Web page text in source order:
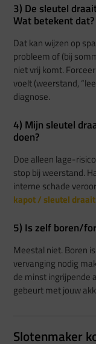
3) De sleutel
Wat betekent dat?
Dat kan wijzen op
probleem of (bij
niet vrij komt.
voelt (weerstand,
diagnose.
4) Mijn sleutel
doen?
Doe alleen lage-
stop bij weerstand.
interne schade
kapot / sleutel
5) Is zelf boren/
Meestal niet. Boren
vervanging nodig
de minst ingrijpende
gebeurt met jouw
Slotenmaker